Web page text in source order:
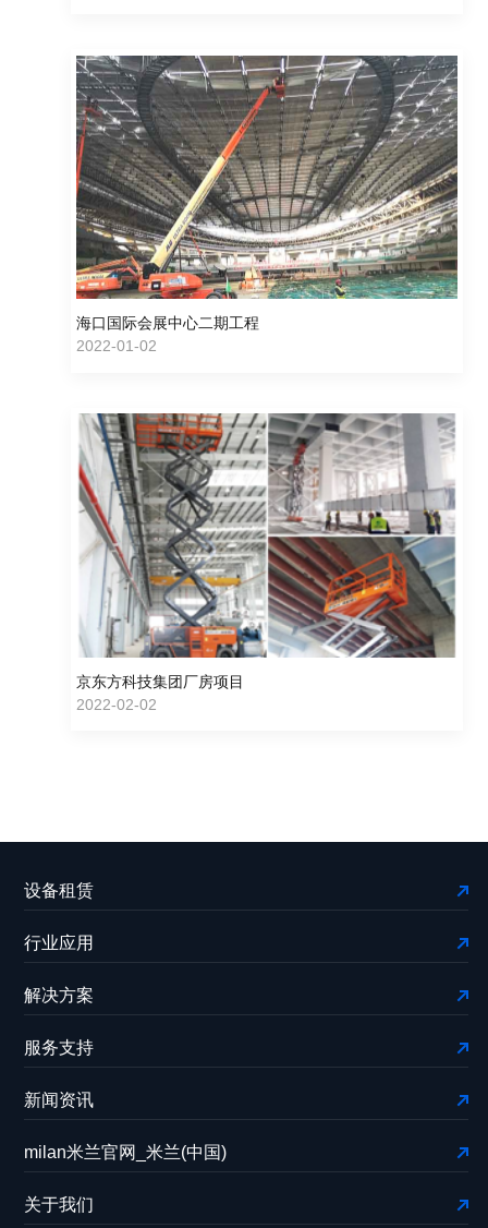
海口国际会展中心二期工程
2022-01-02
京东方科技集团厂房项目
2022-02-02
设备租赁
行业应用
解决方案
服务支持
新闻资讯
milan米兰官网_米兰(中国)
关于我们